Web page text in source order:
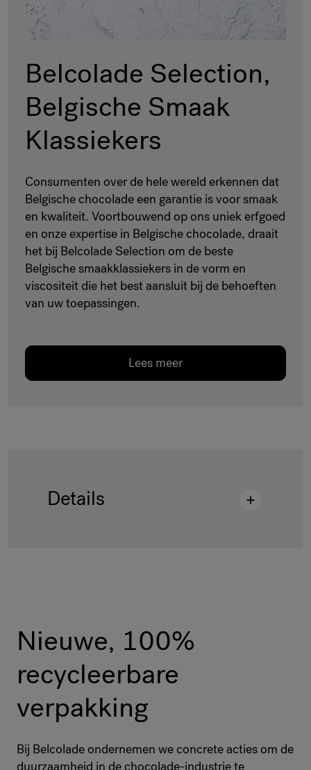
Belcolade Selection,
Belgische Smaak
Klassiekers
Consumenten over de hele wereld erkennen dat
Belgische chocolade een garantie is voor smaak
en kwaliteit. Voortbouwend op ons uniek erfgoed
en onze expertise in Belgische chocolade, draait
het bij Belcolade Selection om de beste
Belgische smaakklassiekers in de vorm en
viscositeit die het best aansluit bij de behoeften
van uw toepassingen.
Lees meer
Details
Verpakking:
Bag 15 kg
EAN-code:5414477067315
Nieuwe, 100%
recycleerbare
verpakking
Bij Belcolade ondernemen we concrete acties om de
duurzaamheid in de chocolade-industrie te